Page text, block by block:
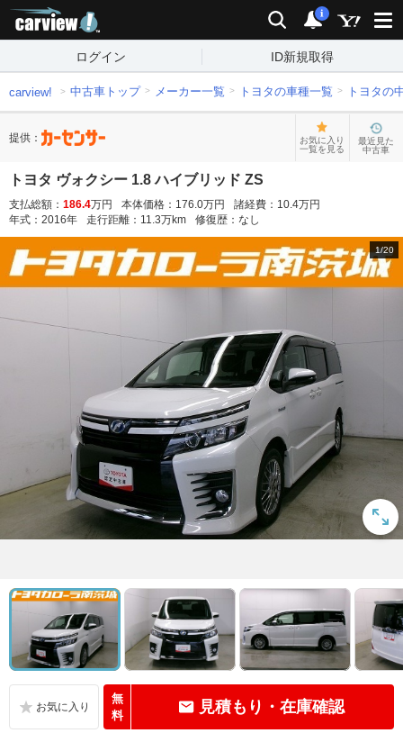
検索 通知
i
ログイン ID新規取得
carview! 中古車トップ メーカー一覧 トヨタの車種一覧 トヨタの
提供：
お気に入り
一覧を見る
最近見た
中古車
トヨタ ヴォクシー 1.8 ハイブリッド ZS
支払総額： 186.4万円 本体価格： 176.0万円 諸経費： 10.4万円
年式： 2016年 走行距離： 11.3万km 修復歴： なし
1/20
無
料
見積もり・在庫確認